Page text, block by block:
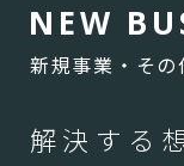
N EW BU
新規事業・その
解決する